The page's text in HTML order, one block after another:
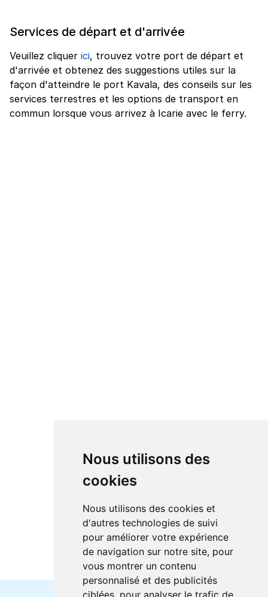
Nous utilisons des
cookies
Nous utilisons des cookies et
d'autres technologies de suivi
pour améliorer votre expérience
de navigation sur notre site, pour
vous montrer un contenu
personnalisé et des publicités
ciblées, pour analyser le trafic de
Services de départ et d'arrivée
Veuillez cliquer ici, trouvez votre port de départ et
d'arrivée et obtenez des suggestions utiles sur la
façon d'atteindre le port Kavala, des conseils sur les
services terrestres et les options de transport en
commun lorsque vous arrivez à Icarie avec le ferry.